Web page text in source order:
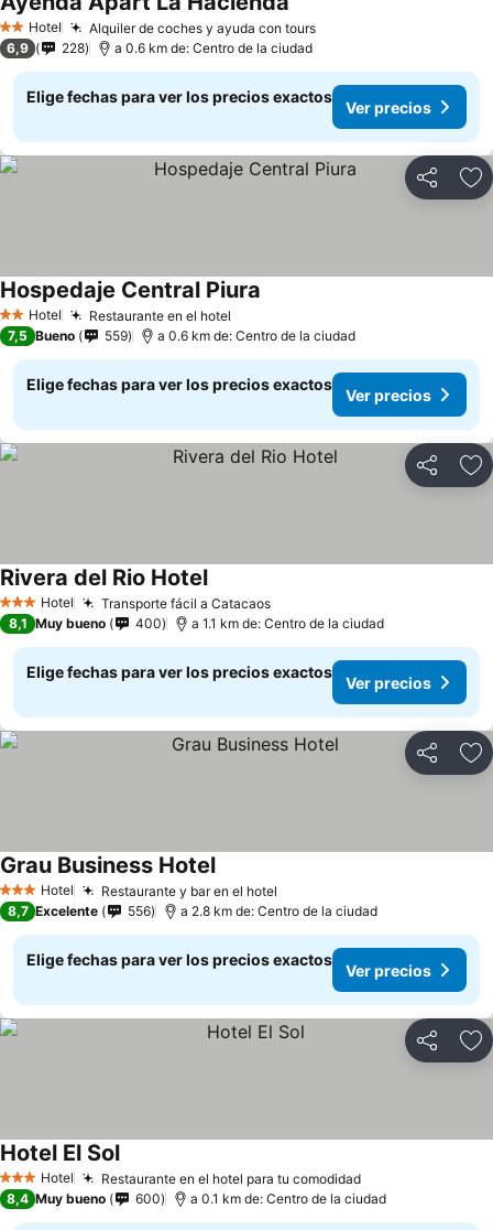
2 Estrellas
Hotel Alquiler de coches y ayuda con tours
6,9 228 a 0.6 km de: Centro de la ciudad
Elige fechas para ver los precios exactos
Ver precios
Compartir
2 Estrellas
Hotel Restaurante en el hotel
Hospedaje Central Piura
7,5 Bueno 559 a 0.6 km de: Centro de la ciudad
Elige fechas para ver los precios exactos
Ver precios
Compartir
3 Estrellas
Hotel Transporte fácil a Catacaos
Rivera del Rio Hotel
8,1 Muy bueno 400 a 1.1 km de: Centro de la ciudad
Elige fechas para ver los precios exactos
Ver precios
Compartir
3 Estrellas
Hotel Restaurante y bar en el hotel
Grau Business Hotel
8,7 Excelente 556 a 2.8 km de: Centro de la ciudad
Elige fechas para ver los precios exactos
Ver precios
Compartir
3 Estrellas
Hotel Restaurante en el hotel para tu comodidad
Hotel El Sol
8,4 Muy bueno 600 a 0.1 km de: Centro de la ciudad